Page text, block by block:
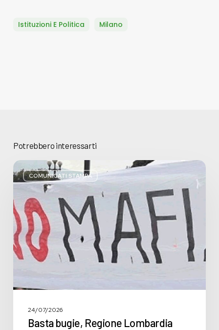
Istituzioni E Politica Milano
Potrebbero interessarti
COMUNICATI STAMPA
Basta
bugie,
Regione
Lombardia
pratica
l’antimafia
solo
a
parole
24/07/2026
Basta bugie, Regione Lombardia